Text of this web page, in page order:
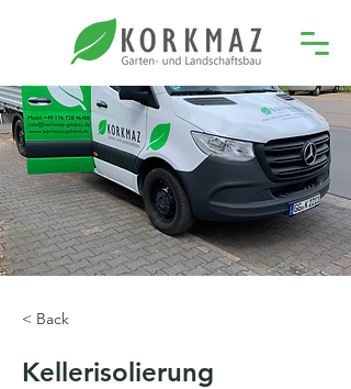
< Back
Kellerisolierung